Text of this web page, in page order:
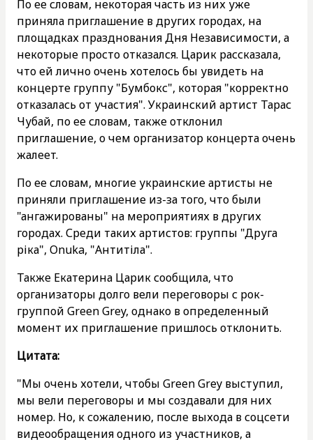
По ее словам, некоторая часть из них уже
приняла приглашение в других городах, на
площадках празднования Дня Независимости, а
некоторые просто отказался. Царик рассказала,
что ей лично очень хотелось бы увидеть на
концерте группу "Бумбокс", которая "корректно
отказалась от участия". Украинский артист Тарас
Чубай, по ее словам, также отклонил
приглашение, о чем организатор концерта очень
жалеет.
По ее словам, многие украинские артисты не
приняли приглашение из-за того, что были
"ангажированы" на мероприятиях в других
городах. Среди таких артистов: группы "Друга
ріка", Onuka, "Антитіла".
Также Екатерина Царик сообщила, что
организаторы долго вели переговоры с рок-
группой Green Grey, однако в определенный
момент их приглашение пришлось отклонить.
Цитата:
"Мы очень хотели, чтобы Green Grey выступил,
мы вели переговоры и мы создавали для них
номер. Но, к сожалению, после выхода в соцсети
видеообращения одного из участников, а